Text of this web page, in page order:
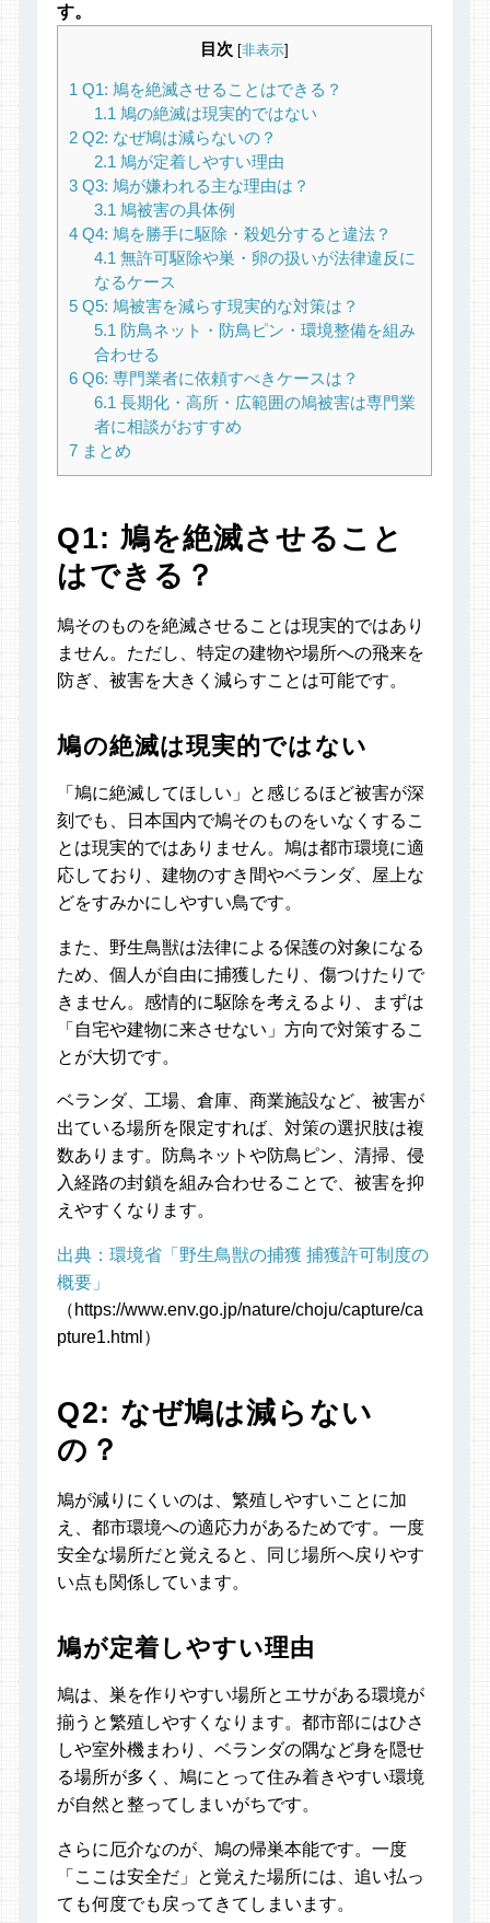
す。
目次 [非表示]
1 Q1: 鳩を絶滅させることはできる？
1.1鳩の絶滅は現実的ではない
2 Q2: なぜ鳩は減らないの？
2.1鳩が定着しやすい理由
3 Q3: 鳩が嫌われる主な理由は？
3.1鳩被害の具体例
4 Q4: 鳩を勝手に駆除・殺処分すると違法？
4.1無許可駆除や巣・卵の扱いが法律違反に
なるケース
5 Q5: 鳩被害を減らす現実的な対策は？
5.1防鳥ネット・防鳥ピン・環境整備を組み
合わせる
6 Q6: 専門業者に依頼すべきケースは？
6.1長期化・高所・広範囲の鳩被害は専門業
者に相談がおすすめ
7 まとめ
Q1: 鳩を絶滅させること
はできる？
鳩そのものを絶滅させることは現実的ではあり
ません。ただし、特定の建物や場所への飛来を
防ぎ、被害を大きく減らすことは可能です。
鳩の絶滅は現実的ではない
「鳩に絶滅してほしい」と感じるほど被害が深
刻でも、日本国内で鳩そのものをいなくするこ
とは現実的ではありません。鳩は都市環境に適
応しており、建物のすき間やベランダ、屋上な
どをすみかにしやすい鳥です。
また、野生鳥獣は法律による保護の対象になる
ため、個人が自由に捕獲したり、傷つけたりで
きません。感情的に駆除を考えるより、まずは
「自宅や建物に来させない」方向で対策するこ
とが大切です。
ベランダ、工場、倉庫、商業施設など、被害が
出ている場所を限定すれば、対策の選択肢は複
数あります。防鳥ネットや防鳥ピン、清掃、侵
入経路の封鎖を組み合わせることで、被害を抑
えやすくなります。
出典：環境省「野生鳥獣の捕獲 捕獲許可制度の
概要」
（https://www.env.go.jp/nature/choju/capture/ca
pture1.html）
Q2: なぜ鳩は減らない
の？
鳩が減りにくいのは、繁殖しやすいことに加
え、都市環境への適応力があるためです。一度
安全な場所だと覚えると、同じ場所へ戻りやす
い点も関係しています。
鳩が定着しやすい理由
鳩は、巣を作りやすい場所とエサがある環境が
揃うと繁殖しやすくなります。都市部にはひさ
しや室外機まわり、ベランダの隅など身を隠せ
る場所が多く、鳩にとって住み着きやすい環境
が自然と整ってしまいがちです。
さらに厄介なのが、鳩の帰巣本能です。一度
「ここは安全だ」と覚えた場所には、追い払っ
ても何度でも戻ってきてしまいます。